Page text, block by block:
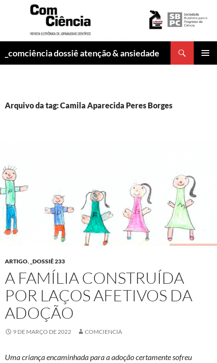
_comciência dossiê atenção & ansiedade
Arquivo da tag: Camila Aparecida Peres Borges
ARTIGO, _DOSSIÊ 233
A FAMÍLIA CONSTRUÍDA
POR LAÇOS AFETIVOS DA
ADOÇÃO
9 DE MARÇO DE 2022 COMCIENCIA
Uma criança encaminhada para a adoção certamente sofreu